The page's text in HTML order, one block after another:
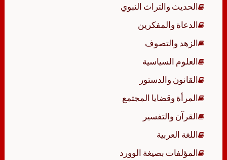
الحديث والتراث النبوي
الدعاة والمفكرين
الزهد والتصوف
العلوم السياسية
القانون والدستور
المرأة وقضايا المجتمع
القرآن والتفسير
اللغة العربية
المؤلفات بصيغة الوورد